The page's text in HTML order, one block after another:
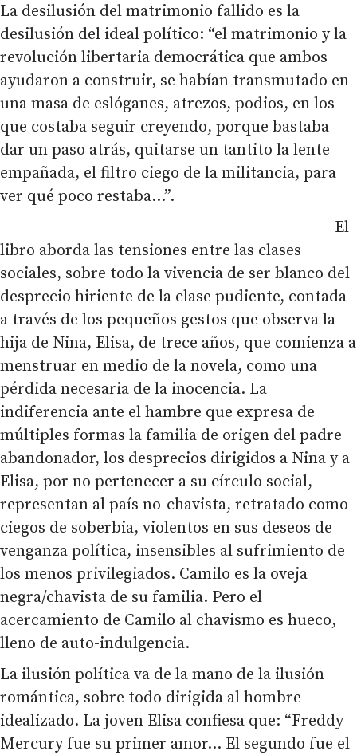
La desilusión del matrimonio fallido es la
desilusión del ideal político: “el matrimonio y la
revolución libertaria democrática que ambos
ayudaron a construir, se habían transmutado en
una masa de eslóganes, atrezos, podios, en los
que costaba seguir creyendo, porque bastaba
dar un paso atrás, quitarse un tantito la lente
empañada, el filtro ciego de la militancia, para
ver qué poco restaba…”.
El
libro aborda las tensiones entre las clases
sociales, sobre todo la vivencia de ser blanco del
desprecio hiriente de la clase pudiente, contada
a través de los pequeños gestos que observa la
hija de Nina, Elisa, de trece años, que comienza a
menstruar en medio de la novela, como una
pérdida necesaria de la inocencia. La
indiferencia ante el hambre que expresa de
múltiples formas la familia de origen del padre
abandonador, los desprecios dirigidos a Nina y a
Elisa, por no pertenecer a su círculo social,
representan al país no-chavista, retratado como
ciegos de soberbia, violentos en sus deseos de
venganza política, insensibles al sufrimiento de
los menos privilegiados. Camilo es la oveja
negra/chavista de su familia. Pero el
acercamiento de Camilo al chavismo es hueco,
lleno de auto-indulgencia.
La ilusión política va de la mano de la ilusión
romántica, sobre todo dirigida al hombre
idealizado. La joven Elisa confiesa que: “Freddy
Mercury fue su primer amor… El segundo fue el